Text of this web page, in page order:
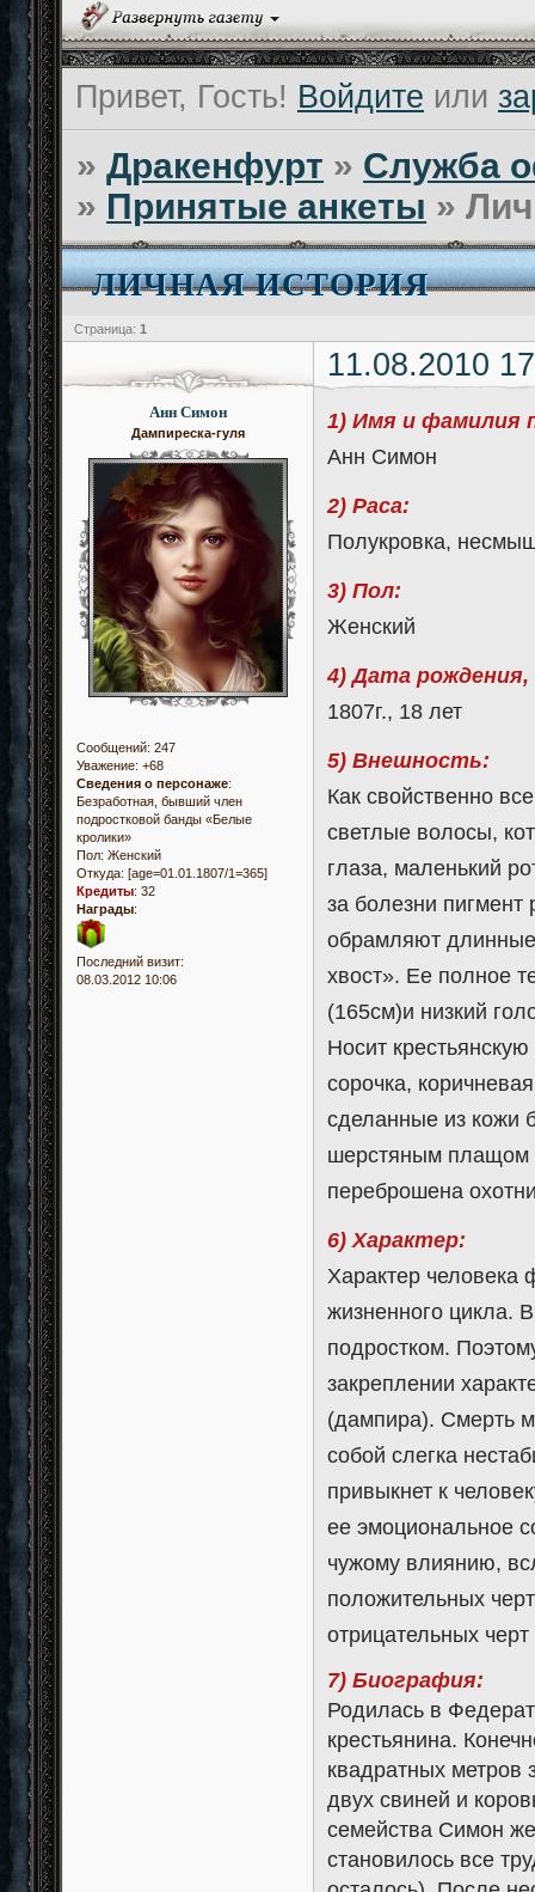
Привет, Гость! Войдите или
»Дракенфурт » Служба
» Принятые анкеты »
ЛИЧНАЯ ИСТОРИЯ
Страница: 1
11.08.2010
Анн Симон
Дампиреска-гуля
Сообщений: 247
Уважение: +68
Сведения о персонаже:
Безработная, бывший член
подростковой банды «Белые
кролики»
Пол: Женский
Откуда: [age=01.01.1807/1=365]
Кредиты: 32
Награды:
Последний визит:
08.03.2012 10:06
1) Имя и фамилия
Анн Симон
2) Раса:
Полукровка,
3) Пол:
Женский
4) Дата рождения,
1807г., 18 лет
5) Внешность:
Как свойственно
светлые волосы,
глаза, маленький
за болезни пигмент
обрамляют
хвост». Ее полное
(165см)и низкий
Носит
сорочка,
сделанные из кожи
шерстяным плащом
переброшена
6) Характер:
Характер человека
жизненного цикла.
подростком.
закреплении
(дампира). Смерть
собой слегка
привыкнет к
ее эмоциональное
чужому влиянию,
положительных
отрицательных
7) Биография:
Родилась в
крестьянина.
квадратных метров
двух свиней и
семейства Симон
становилось все